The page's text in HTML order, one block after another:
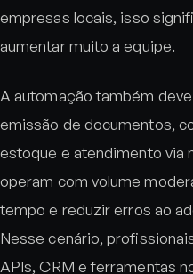
empresas locais, isso
aumentar muito a equipe.
A automação também
emissão de documentos,
estoque e atendimento via
operam com volume
tempo e reduzir erros ao
Nesse cenário,
APIs, CRM e ferramentas